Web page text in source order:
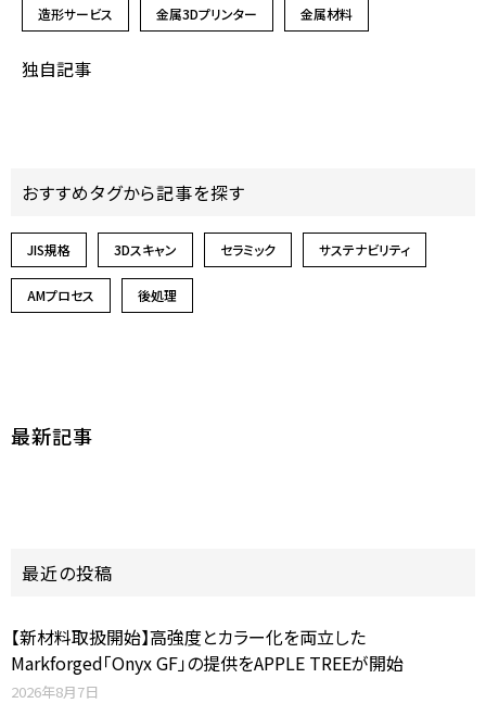
造形サービス 金属3Dプリンター 金属材料
独自記事
おすすめタグから記事を探す
JIS規格 3Dスキャン セラミック サステナビリティ
AMプロセス 後処理
最新記事
最近の投稿
【新材料取扱開始】高強度とカラー化を両立した
Markforged「Onyx GF」の提供をAPPLE TREEが開始
2026年8月7日